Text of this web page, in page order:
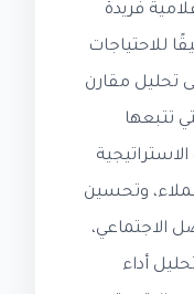
فريدة
للاحتياجات
تحليل مقارن
تتبعها
وتحسين
الاجتماعي،
أداء